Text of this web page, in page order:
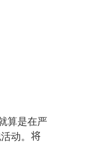
算是在严
动。 将